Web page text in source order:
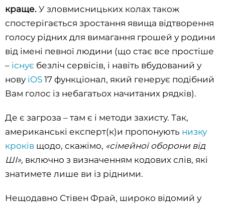
краще. У зловмисницьких колах також
спостерігається зростання явища відтворення
голосу рідних для вимагання грошей у родини
від імені певної людини (що стає все простіше
– існує безліч сервісів, і навіть вбудований у
нову iOS 17 функціонал, який генерує подібний
Вам голос із небагатьох начитаних рядків).
Де є загроза – там є і методи захисту. Так,
американські експерт(к)и пропонують низку
кроків щодо, скажімо, «сімейної оборони від
ШІ», включно з визначенням кодових слів, які
знатимете лише ви із рідними.
Нещодавно Стівен Фрай, широко відомий у